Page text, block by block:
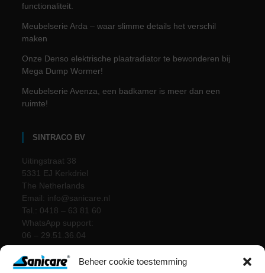
Beheer cookie toestemming
functionaliteit.
Meubelserie Arda – waar slimme details het verschil
maken
Onze Denso elektrische plaatradiator te bewonderen bij
Mega Dump Wormer!
Meubelserie Avenza, een badkamer is meer dan een
ruimte!
SINTRACO BV
Uitingstraat 38
5331 EJ Kerkdriel
The Netherlands
Email: info@sanicare.nl
Tel.: 0418 – 63 81 60
WhatsApp support:
06 – 29.51.36.04